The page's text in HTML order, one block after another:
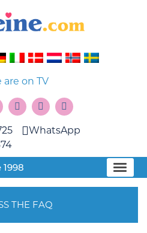
are on TV
WhatsApp
THE FAQ